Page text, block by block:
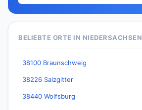
BELIEBTE ORTE IN NIEDERSACHSEN
38100 Braunschweig
38226 Salzgitter
38440 Wolfsburg